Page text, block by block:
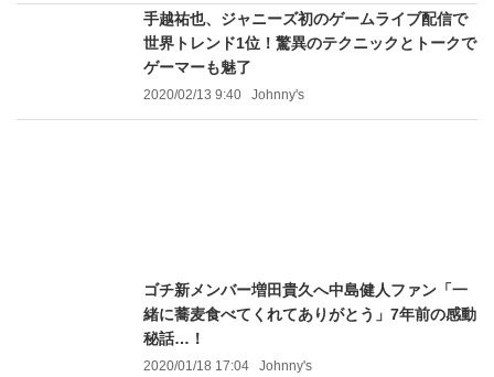
手越祐也、ジャニーズ初のゲームライブ配信で
世界トレンド1位！驚異のテクニックとトークで
ゲーマーも魅了
2020/02/13 9:40 Johnny's
ゴチ新メンバー増田貴久へ中島健人ファン「一
緒に蕎麦食べてくれてありがとう」7年前の感動
秘話…！
2020/01/18 17:04 Johnny's